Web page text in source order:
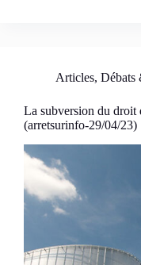
Articles, Débats
La subversion du droit
(arretsurinfo-29/04/23)